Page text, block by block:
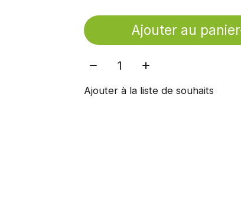
Ajouter au panier
Quantité:
Ajouter à la liste de souhaits